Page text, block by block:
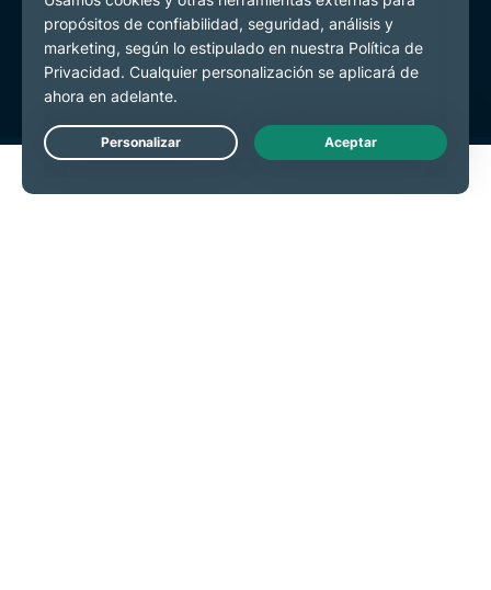
Política de Privacidad
Términos de Servicio
Preferencias de cookies
Live Chat